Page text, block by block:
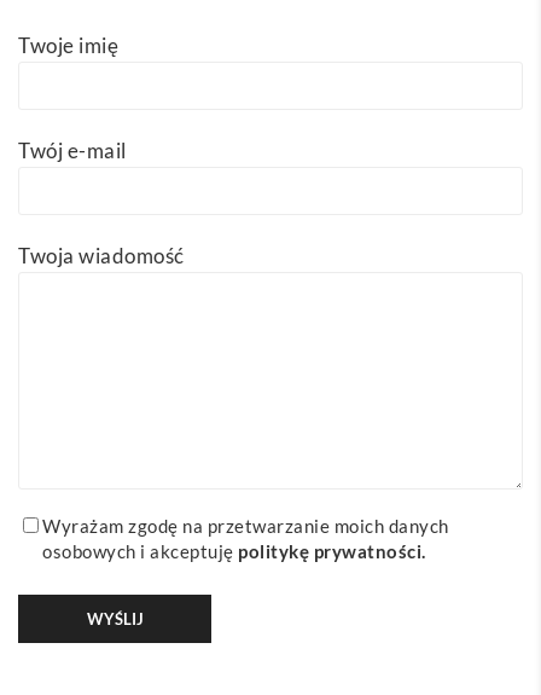
Twoje imię
Twój e-mail
Twoja wiadomość
Wyrażam zgodę na przetwarzanie moich danych
osobowych i akceptuję politykę prywatności.